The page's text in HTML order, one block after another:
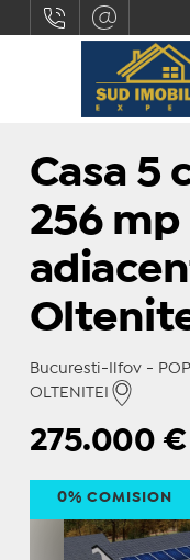
Casa 5
256 mp
Bucuresti-Ilfov -
OLTENITEI
275.000 €
0% COMISION